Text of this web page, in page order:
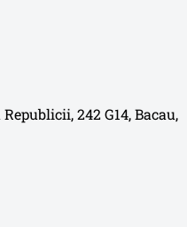
242 G14, Bacau,